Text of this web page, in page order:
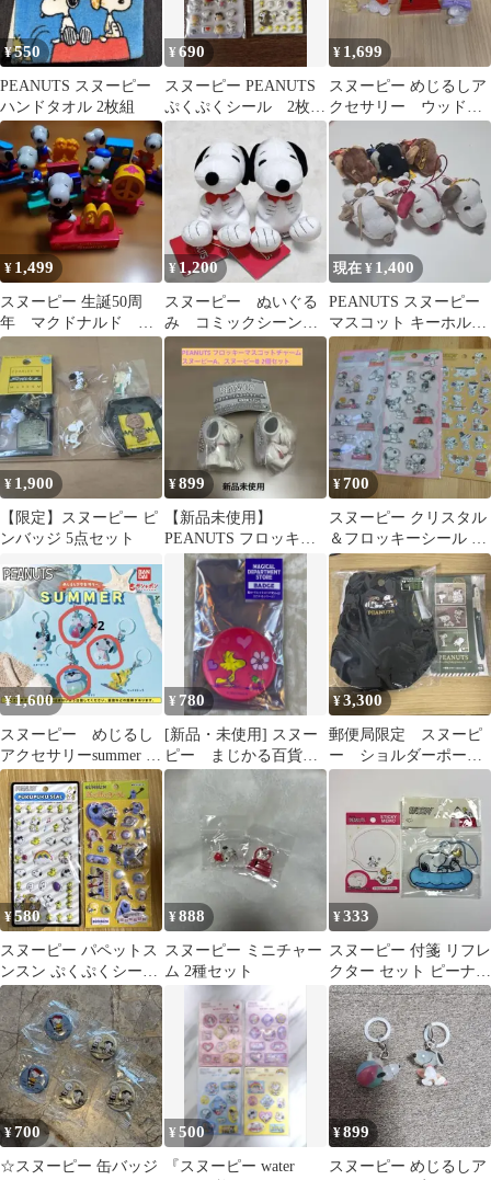
¥550
PEANUTS スヌーピー
ハンドタオル 2枚組
¥690
スヌーピー PEANUTS
ぷくぷくシール 2枚セ
ット
¥ 1,699
スヌーピー めじるしア
クセサリー ウッドス
トック 4種セット
SNOOPY
¥ 1,499
スヌーピー 生誕50周
年 マクドナルド ハ
ッピーセット おも
ちゃ
¥1,200
スヌーピー ぬいぐる
み コミックシーン 2
つセット
現在 ¥ 1,400
PEANUTS スヌーピー
マスコット キーホルダ
ー 5種6個セット
¥ 1,900
【限定】スヌーピー ピ
ンバッジ 5点セット
¥899
【新品未使用】
PEANUTS フロッキー
マスコットチャーム ス
ヌーピーA、B
¥700
スヌーピー クリスタル
＆フロッキーシール 3
枚セット
¥1,600
スヌーピー めじるし
アクセサリーsummer 4
点セット
¥ 780
[新品・未使用] スヌー
ピー まじかる百貨
店 缶バッジ 07 ウッ
¥3,300
郵便局限定 スヌーピ
ー ショルダーポーチ
とボールペンセット
¥580
スヌーピー パペットス
ンスン ぷくぷくシール
2枚セット
¥888
スヌーピー ミニチャー
ム 2種セット
¥333
スヌーピー 付箋 リフレ
クター セット ピーナッ
ツ
¥700
☆スヌーピー 缶バッジ
¥500
『スヌーピー water
¥899
スヌーピー めじるしア